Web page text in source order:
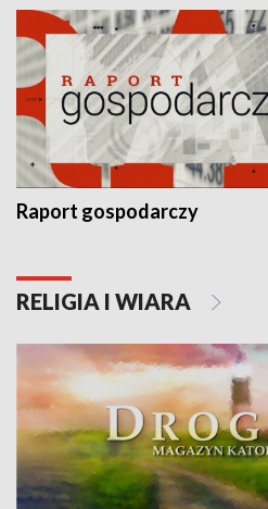
Raport gospodarczy
RELIGIA I WIARA